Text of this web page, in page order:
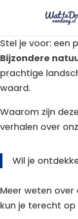
Stel je voor: een
Bijzondere
prachtige
waard.
Waarom zijn
verhalen over
Wil je
Meer weten over
kun je terecht op